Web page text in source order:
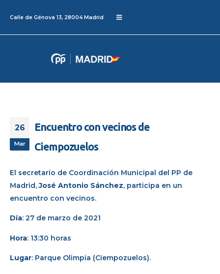
Calle de Génova 13, 28004 Madrid
26
Mar
Encuentro con vecinos de
Ciempozuelos
El secretario de Coordinación Municipal del PP de
Madrid,José Antonio Sánchez, participa en un
encuentro con vecinos.
Día: 27 de marzo de 2021
Hora: 13:30 horas
Lugar: Parque Olimpia (Ciempozuelos).